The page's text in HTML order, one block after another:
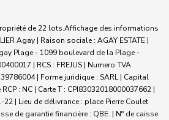
de 22 lots.Affichage des informations
Agay | Raison sociale : AGAY ESTATE |
Plage - 1099 boulevard de la Plage -
| RCS : FREJUS | Numero TVA
| Forme juridique : SARL | Capital
: NC | Carte T : CPI83032018000037662 |
| Lieu de délivrance : place Pierre Coulet
de garantie financière : QBE. | N° de caisse